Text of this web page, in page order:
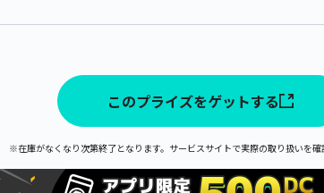
このプライズをゲットする
※在庫がなくなり次第終了となります。サービスサイトで実際の取り扱いを確